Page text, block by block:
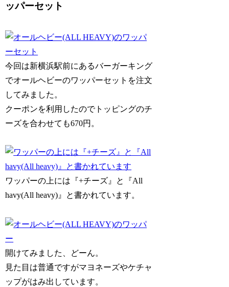
ッパーセット
今回は新横浜駅前にあるバーガーキング
でオールヘビーのワッパーセットを注文
してみました。
クーポンを利用したのでトッピングのチ
ーズを合わせても670円。
ワッパーの上には『+チーズ』と『All
havy(All heavy)』と書かれています。
開けてみました、どーん。
見た目は普通ですがマヨネーズやケチャ
ップがはみ出しています。